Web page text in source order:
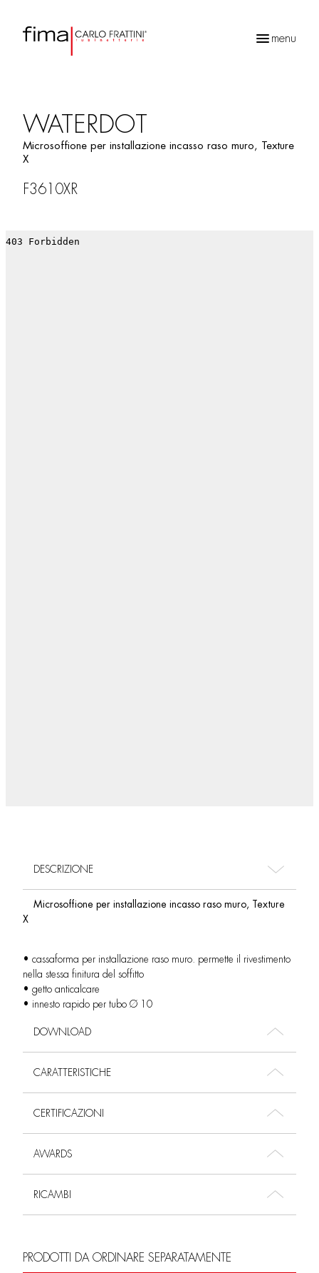
menu
WATERDOT
Microsoffione per installazione incasso raso muro, Texture
X
F3610XR
DESCRIZIONE
Microsoffione per installazione incasso raso muro, Texture
X
• cassaforma per installazione raso muro. permette il rivestimento
nella stessa finitura del soffitto
• getto anticalcare
• innesto rapido per tubo Ø 10
DOWNLOAD
CARATTERISTICHE
CERTIFICAZIONI
AWARDS
RICAMBI
PRODOTTI DA ORDINARE SEPARATAMENTE